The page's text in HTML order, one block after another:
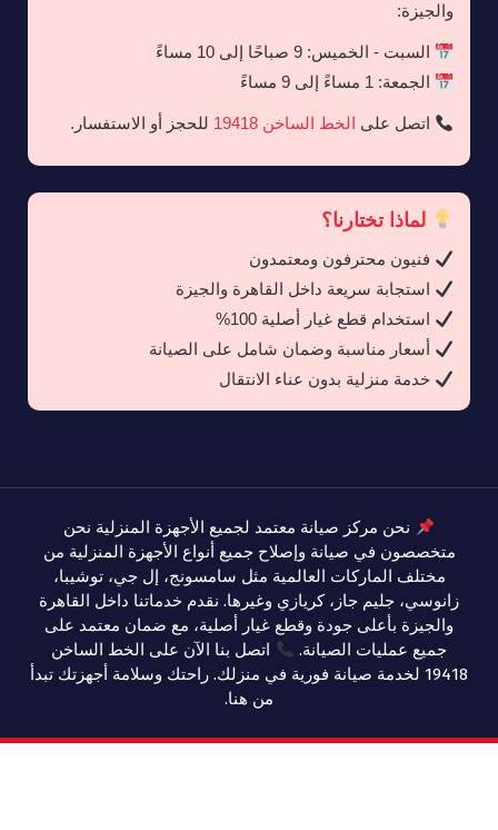
والجيزة:
السبت - الخميس: 9 صباحًا إلى 10 مساءً
الجمعة: 1 مساءً إلى 9 مساءً
اتصل على الخط الساخن 19418 للحجز أو الاستفسار.
لماذا تختارنا؟
فنيون محترفون ومعتمدون
استجابة سريعة داخل القاهرة والجيزة
استخدام قطع غيار أصلية 100%
أسعار مناسبة وضمان شامل على الصيانة
خدمة منزلية بدون عناء الانتقال
نحن مركز صيانة معتمد لجميع الأجهزة المنزلية نحن
متخصصون في صيانة وإصلاح جميع أنواع الأجهزة المنزلية من
مختلف الماركات العالمية مثل سامسونج، إل جي، توشيبا،
زانوسي، جليم جاز، كريازي وغيرها. نقدم خدماتنا داخل القاهرة
والجيزة بأعلى جودة وقطع غيار أصلية، مع ضمان معتمد على
جميع عمليات الصيانة.
اتصل بنا الآن على الخط الساخن
19418 لخدمة صيانة فورية في منزلك. راحتك وسلامة أجهزتك تبدأ
من هنا.